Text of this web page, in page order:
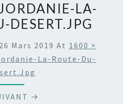
LA-
DESERT.JPG
Mars 2019 At 1600 ×
La-Route-Du-
→